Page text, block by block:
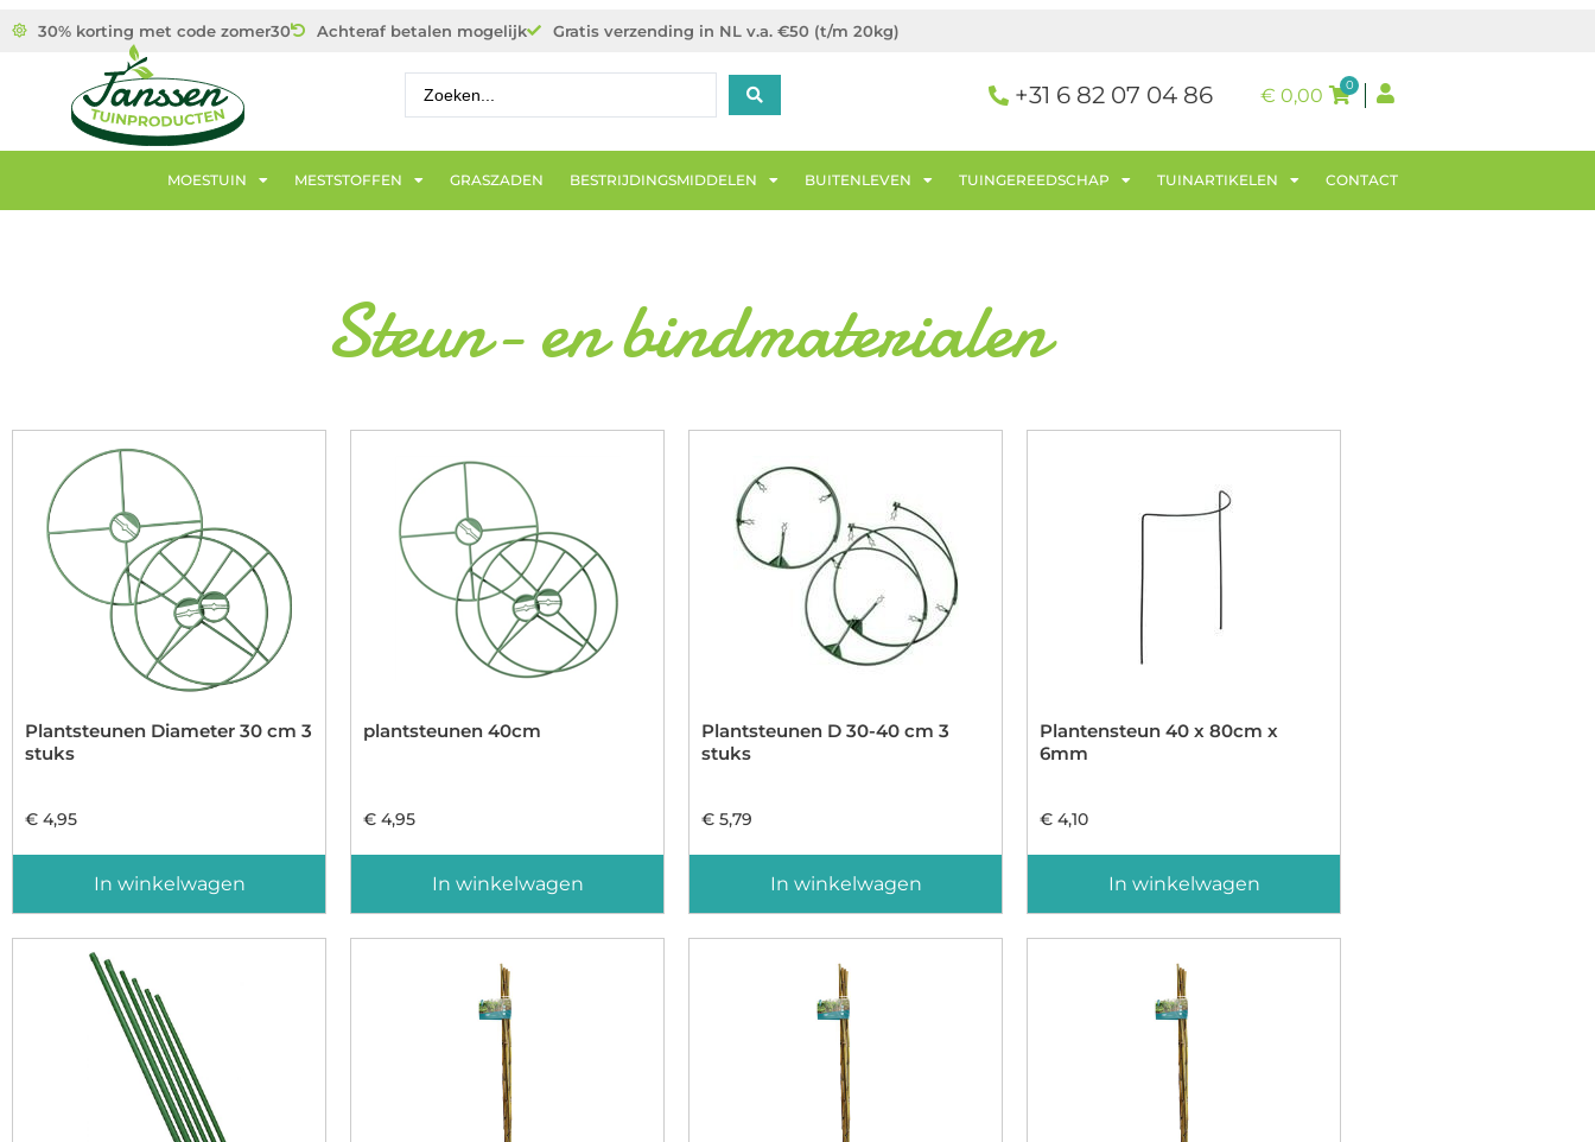
30% korting met code zomer30 Achteraf betalen mogelijk Gratis verzending in NL v.a. €50 (t/m 20kg)
+31 6 82 07 04 86 € 0,00 0
MOESTUIN MESTSTOFFEN GRASZADEN BESTRIJDINGSMIDDELEN BUITENLEVEN TUINGEREEDSCHAP TUINARTIKELEN CONTACT
Steun- en bindmaterialen
Plantsteunen Diameter 30 cm 3
stuks
€ 4,95
In winkelwagen
plantsteunen 40cm
€ 4,95
In winkelwagen
Plantsteunen D 30-40 cm 3
stuks
€ 5,79
In winkelwagen
Plantensteun 40 x 80cm x
6mm
€ 4,10
In winkelwagen